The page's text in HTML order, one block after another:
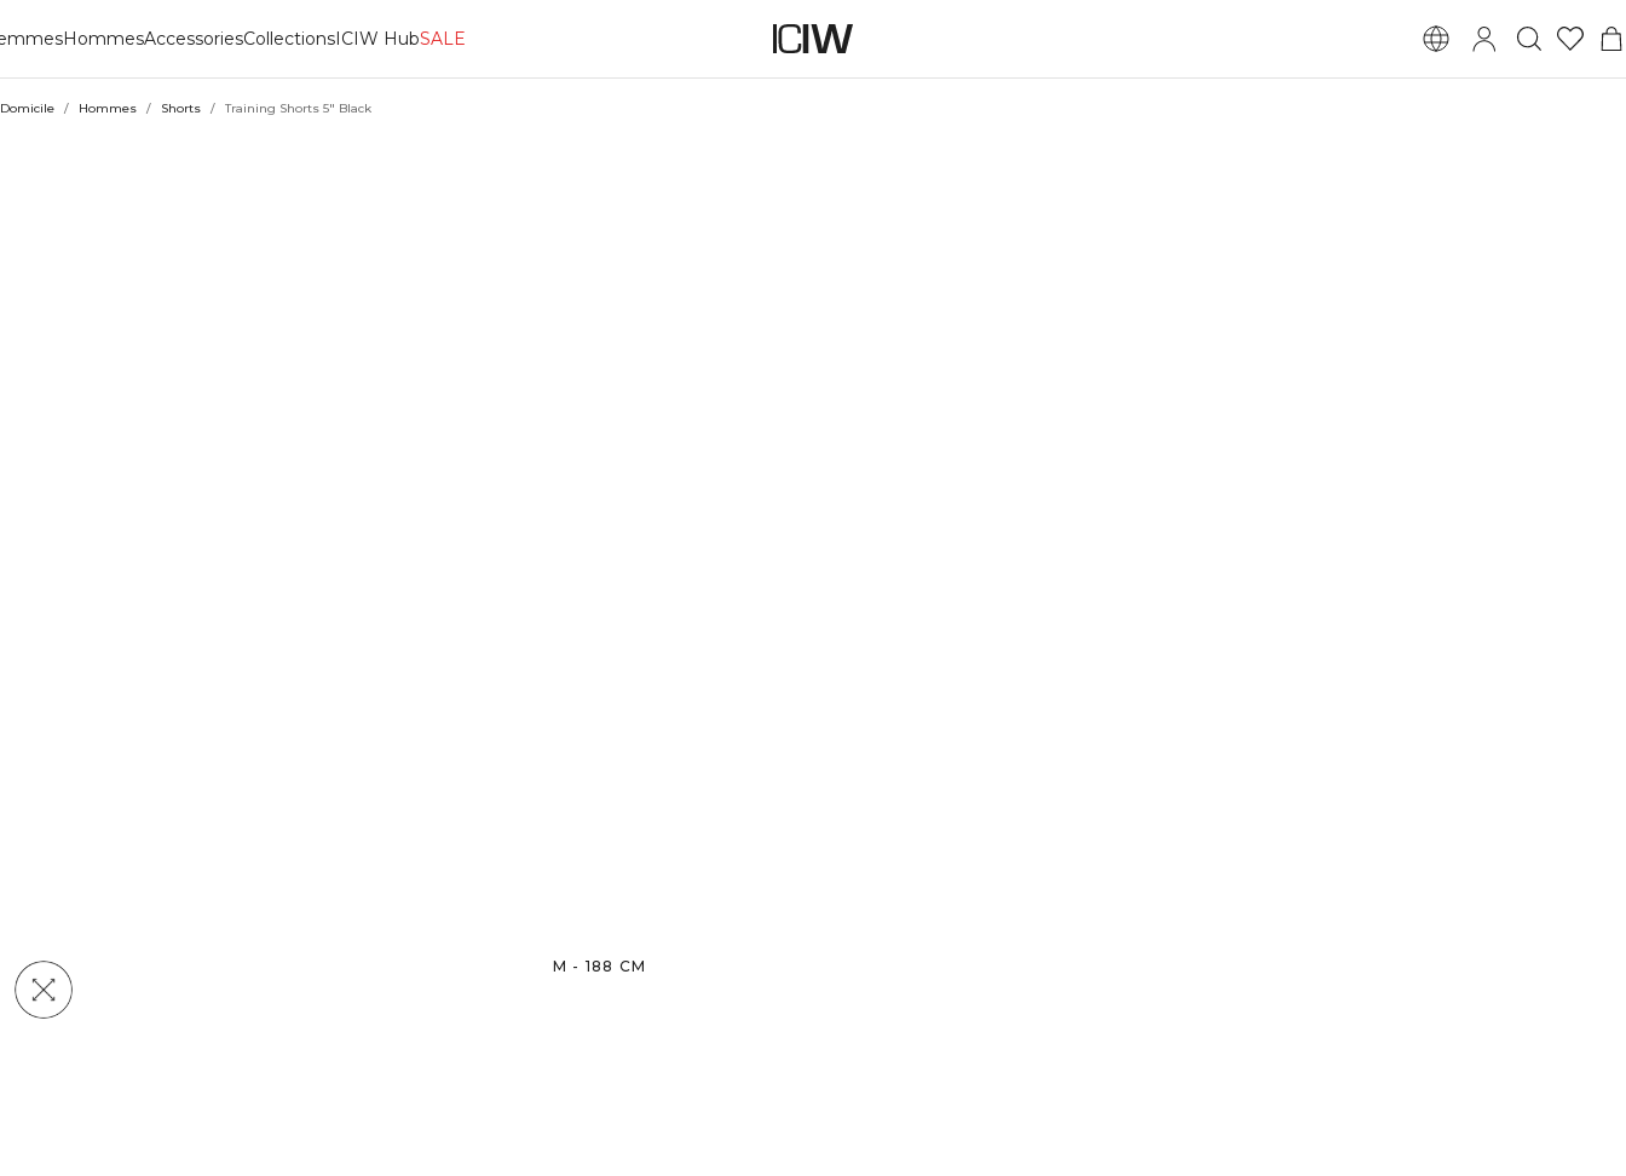
HommesAccessoriesCollectionsICIW HubSALE
Domicile / Hommes / Shorts / Training Shorts 5" Black
M - 188 CM